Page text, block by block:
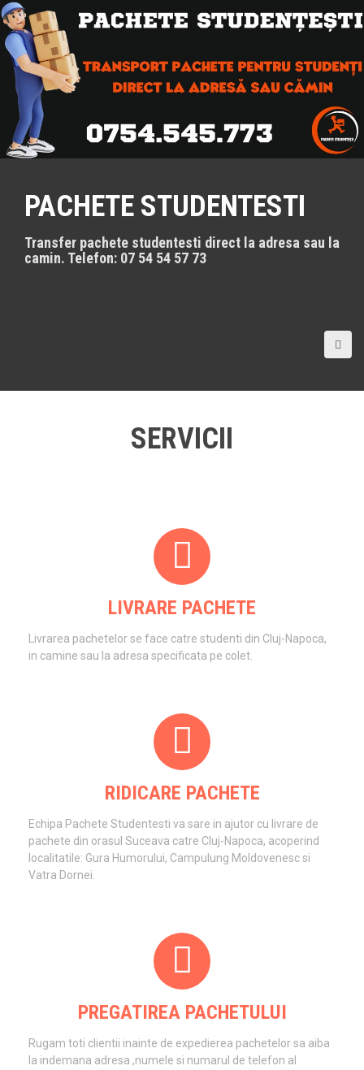
S
k
t
PACHETE STUDENTESTI
Transfer pachete studentesti direct la adresa sau la
camin. Telefon: 07 54 54 57 73
SERVICII
LIVRARE PACHETE
Livrarea pachetelor se face catre studenti din Cluj-Napoca,
in camine sau la adresa specificata pe colet.
RIDICARE PACHETE
Echipa Pachete Studentesti va sare in ajutor cu livrare de
pachete din orasul Suceava catre Cluj-Napoca, acoperind
localitatile: Gura Humorului, Campulung Moldovenesc si
Vatra Dornei.
PREGATIREA PACHETULUI
Rugam toti clientii inainte de expedierea pachetelor sa aiba
la indemana adresa ,numele si numarul de telefon al